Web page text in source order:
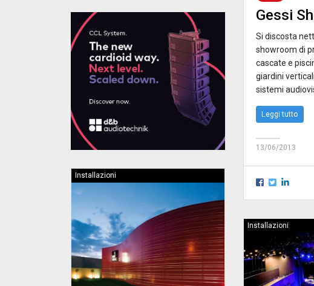
Gessi
Si discosta
showroom di
cascate e
giardini
sistemi
Leggi tutto
13/06/2013
Installazioni
Installazioni